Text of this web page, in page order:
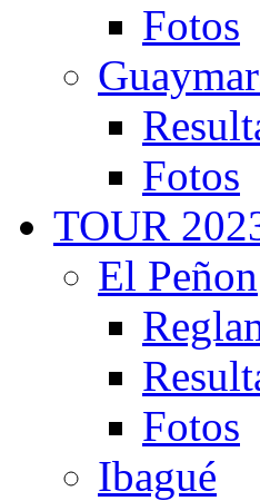
Fotos
Fotos
TOUR
El Peñon
Fotos
Ibagué